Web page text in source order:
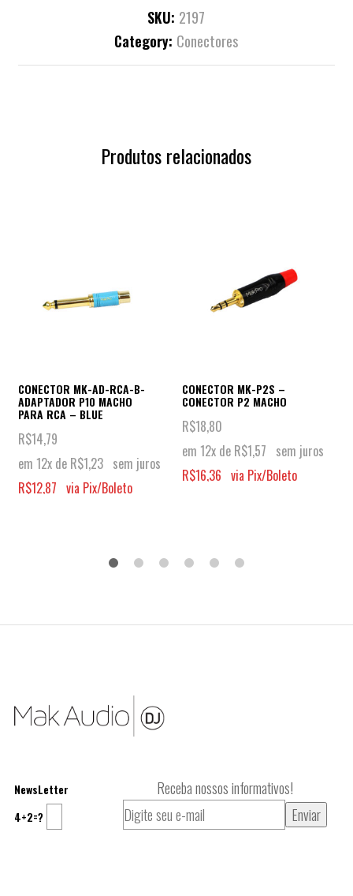
SKU: 2197
Category: Conectores
Produtos relacionados
CONECTOR MK-AD-RCA-B-
ADAPTADOR P10 MACHO
PARA RCA – BLUE
R$14,79
em 12x de R$1,23 sem juros
R$12,87 via Pix/Boleto
CONECTOR MK-P2S –
CONECTOR P2 MACHO
R$18,80
em 12x de R$1,57 sem juros
R$16,36 via Pix/Boleto
NewsLetter Receba nossos informativos!
4+2=?